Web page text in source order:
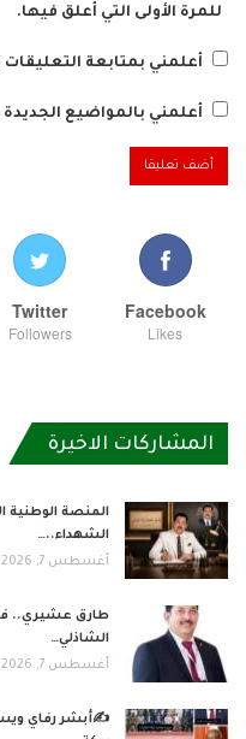
للمرة الأولى التي أعلق فيها.
أعلمني بمتابعة التعليقات
أعلمني بالمواضيع الجديدة
Facebook
Likes
Twitter
Followers
المشاركات الاخيرة
المنصة
الشهداء..…
أغسطس 7, 2026
طارق عشيري..
الشاذلي…
أغسطس 7, 2026